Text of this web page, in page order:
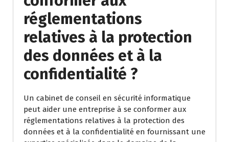
réglementations
relatives à la protection
des données et à la
confidentialité ?
Un cabinet de conseil en sécurité informatique
peut aider une entreprise à se conformer aux
réglementations relatives à la protection des
données et à la confidentialité en fournissant une